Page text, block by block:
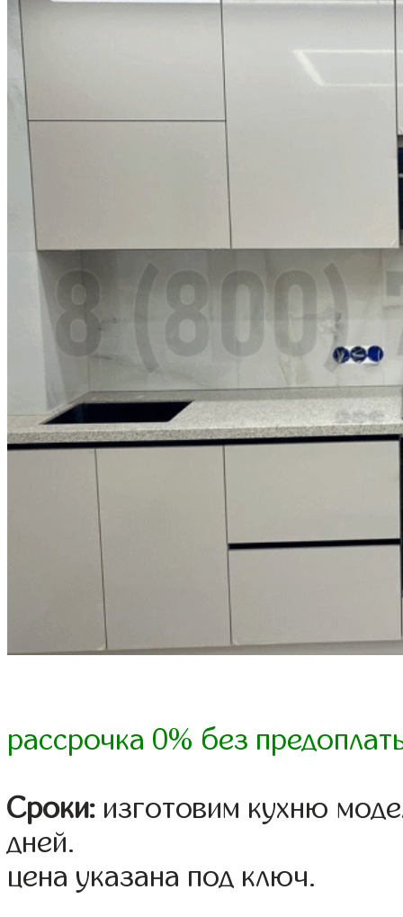
рассрочка 0% без
Сроки: изготовим кухню
дней.
цена указана под ключ.